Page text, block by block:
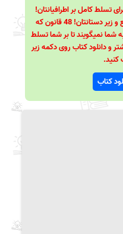
48 فرمول برای تسلط کامل بر اطرافیانتان!
48 راه برای رهبری گروه، جمع و زیر دستانتان! 48 قانون که
شما نمیگویند تا بر شما تسلط
و دانلود کتاب روی دکمه زیر
کنید.
کتاب